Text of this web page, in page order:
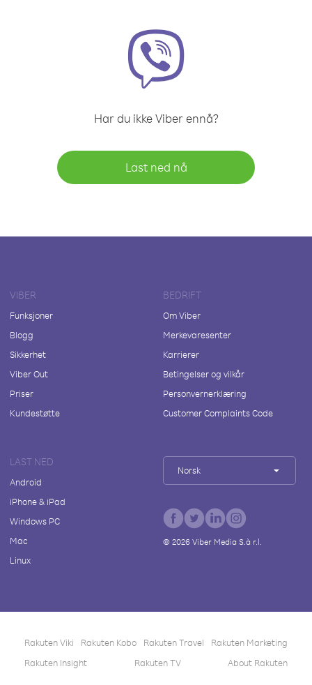
Har du ikke Viber ennå?
Last ned nå
VIBER
Funksjoner
Blogg
Sikkerhet
Viber Out
Priser
Kundestøtte
BEDRIFT
Om Viber
Merkevaresenter
Karrierer
Betingelser og vilkår
Personvernerklæring
Customer Complaints Code
LAST NED
Android
iPhone & iPad
Windows PC
Mac
Linux
Norsk
© 2026Viber Media S.à r.l.
Rakuten Viki Rakuten Kobo Rakuten Travel
Rakuten Marketing
Rakuten Insight
Rakuten TV About Rakuten